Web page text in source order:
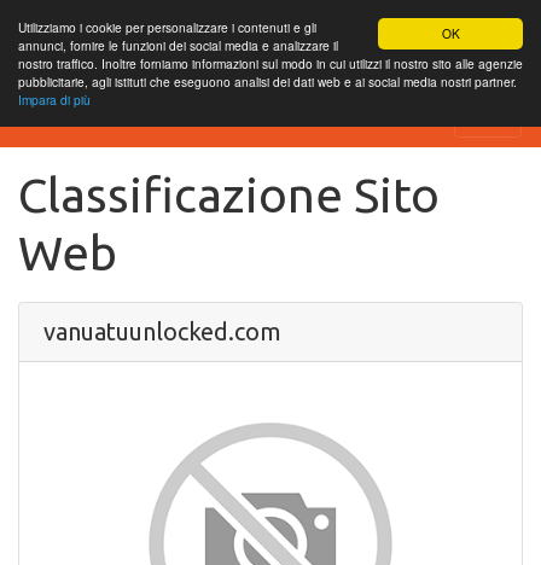
OK
Utilizziamo i cookie per personalizzare i contenuti e gli
annunci, fornire le funzioni dei social media e analizzare il
nostro traffico. Inoltre forniamo informazioni sul modo in cui utilizzi il nostro sito alle agenzie
pubblicitarie, agli istituti che eseguono analisi dei dati web e ai social media nostri partner.
Impara di più
SEO Analytics
Classificazione Sito
Web
vanuatuunlocked.com